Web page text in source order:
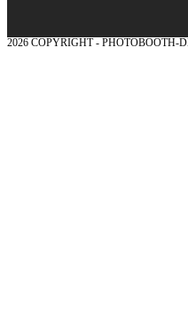
2026 COPYRIGHT - PHOTOBOOTH-